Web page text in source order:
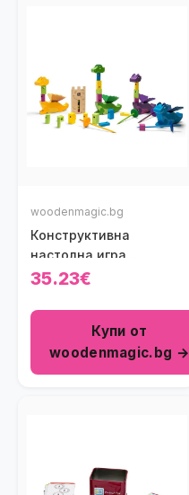
woodenmagic.bg
Конструктивна
настолна игра
Дракони
35.23€
Купи от
woodenmagic.bg →